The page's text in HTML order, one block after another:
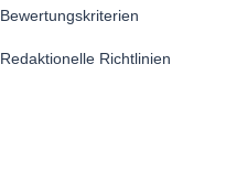
Bewertungskriterien
Redaktionelle Richtlinien